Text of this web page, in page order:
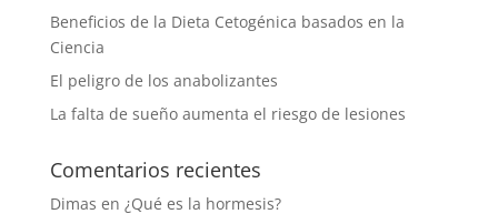
Beneficios de la Dieta Cetogénica basados en la
Ciencia
El peligro de los anabolizantes
La falta de sueño aumenta el riesgo de lesiones
Comentarios recientes
Dimas en ¿Qué es la hormesis?